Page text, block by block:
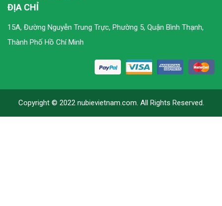
ĐỊA CHỈ
15A, Đường Nguyễn Trung Trực, Phường 5, Quận Bình Thạnh,
Thành Phố Hồ Chí Minh
Copyright © 2022 nubievietnam.com. All Rights Reserved.